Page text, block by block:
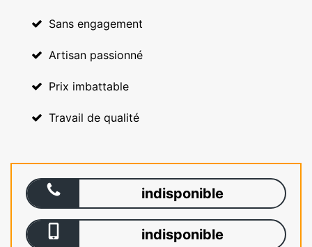
Sans engagement
Artisan passionné
Prix imbattable
Travail de qualité
indisponible
indisponible